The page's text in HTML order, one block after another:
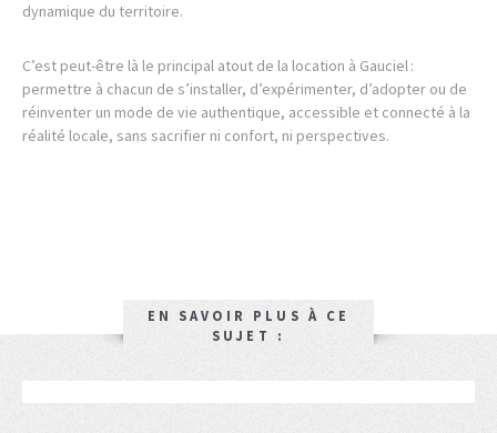
dynamique du territoire.
C’est peut-être là le principal atout de la location à Gauciel :
permettre à chacun de s’installer, d’expérimenter, d’adopter ou de
réinventer un mode de vie authentique, accessible et connecté à la
réalité locale, sans sacrifier ni confort, ni perspectives.
EN SAVOIR PLUS À CE
SUJET :